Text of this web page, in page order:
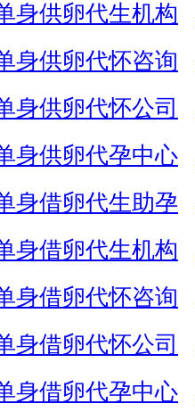
身供卵代生机构
身供卵代怀咨询
身供卵代怀公司
身供卵代孕中心
身借卵代生助孕
身借卵代生机构
身借卵代怀咨询
身借卵代怀公司
身借卵代孕中心